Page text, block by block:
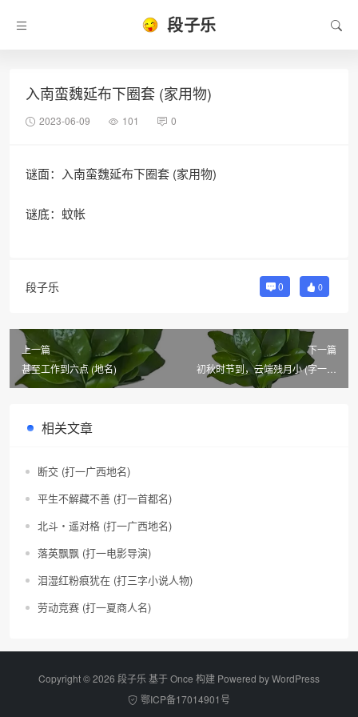
段子乐
入南蛮魏延布下圈套 (家用物)
2023-06-09 101 0
谜面：入南蛮魏延布下圈套 (家用物)
谜底：蚊帐
段子乐 0 0
上一篇
甚至工作到六点 (地名)
下一篇
初秋时节到，云端残月小 (字一。
相关文章
断交 (打一广西地名)
平生不解藏不善 (打一首都名)
北斗・遥对格 (打一广西地名)
落英飘飘 (打一电影导演)
泪湿红粉痕犹在 (打三字小说人物)
劳动竞赛 (打一夏商人名)
Copyright © 2026 段子乐 基于 Once 构建 Powered byWordPress
鄂ICP备17014901号